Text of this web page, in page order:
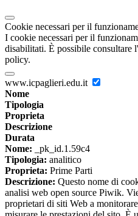
Cookie necessari per il
I cookie necessari per il
disabilitati. È possibile consultare
policy.
www.icpaglieri.edu.it
Nome
Tipologia
Proprieta
Descrizione
Durata
Nome: _pk_id.1.59c4
Tipologia: analitico
Proprieta: Prime Parti
Descrizione: Questo nome di
analisi web open source Piwik.
proprietari di siti Web a